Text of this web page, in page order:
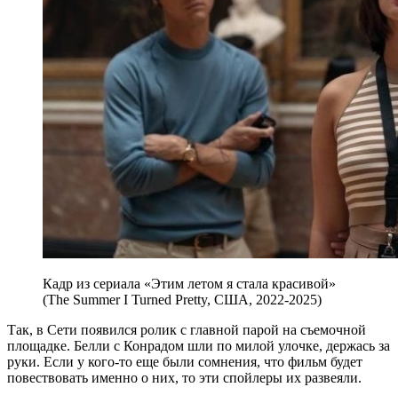
Кадр из сериала «Этим летом я стала красивой»
(The Summer I Turned Pretty, США, 2022-2025)
Так, в Сети появился ролик с главной парой на съемочной
площадке. Белли с Конрадом шли по милой улочке, держась за
руки. Если у кого-то еще были сомнения, что фильм будет
повествовать именно о них, то эти спойлеры их развеяли.